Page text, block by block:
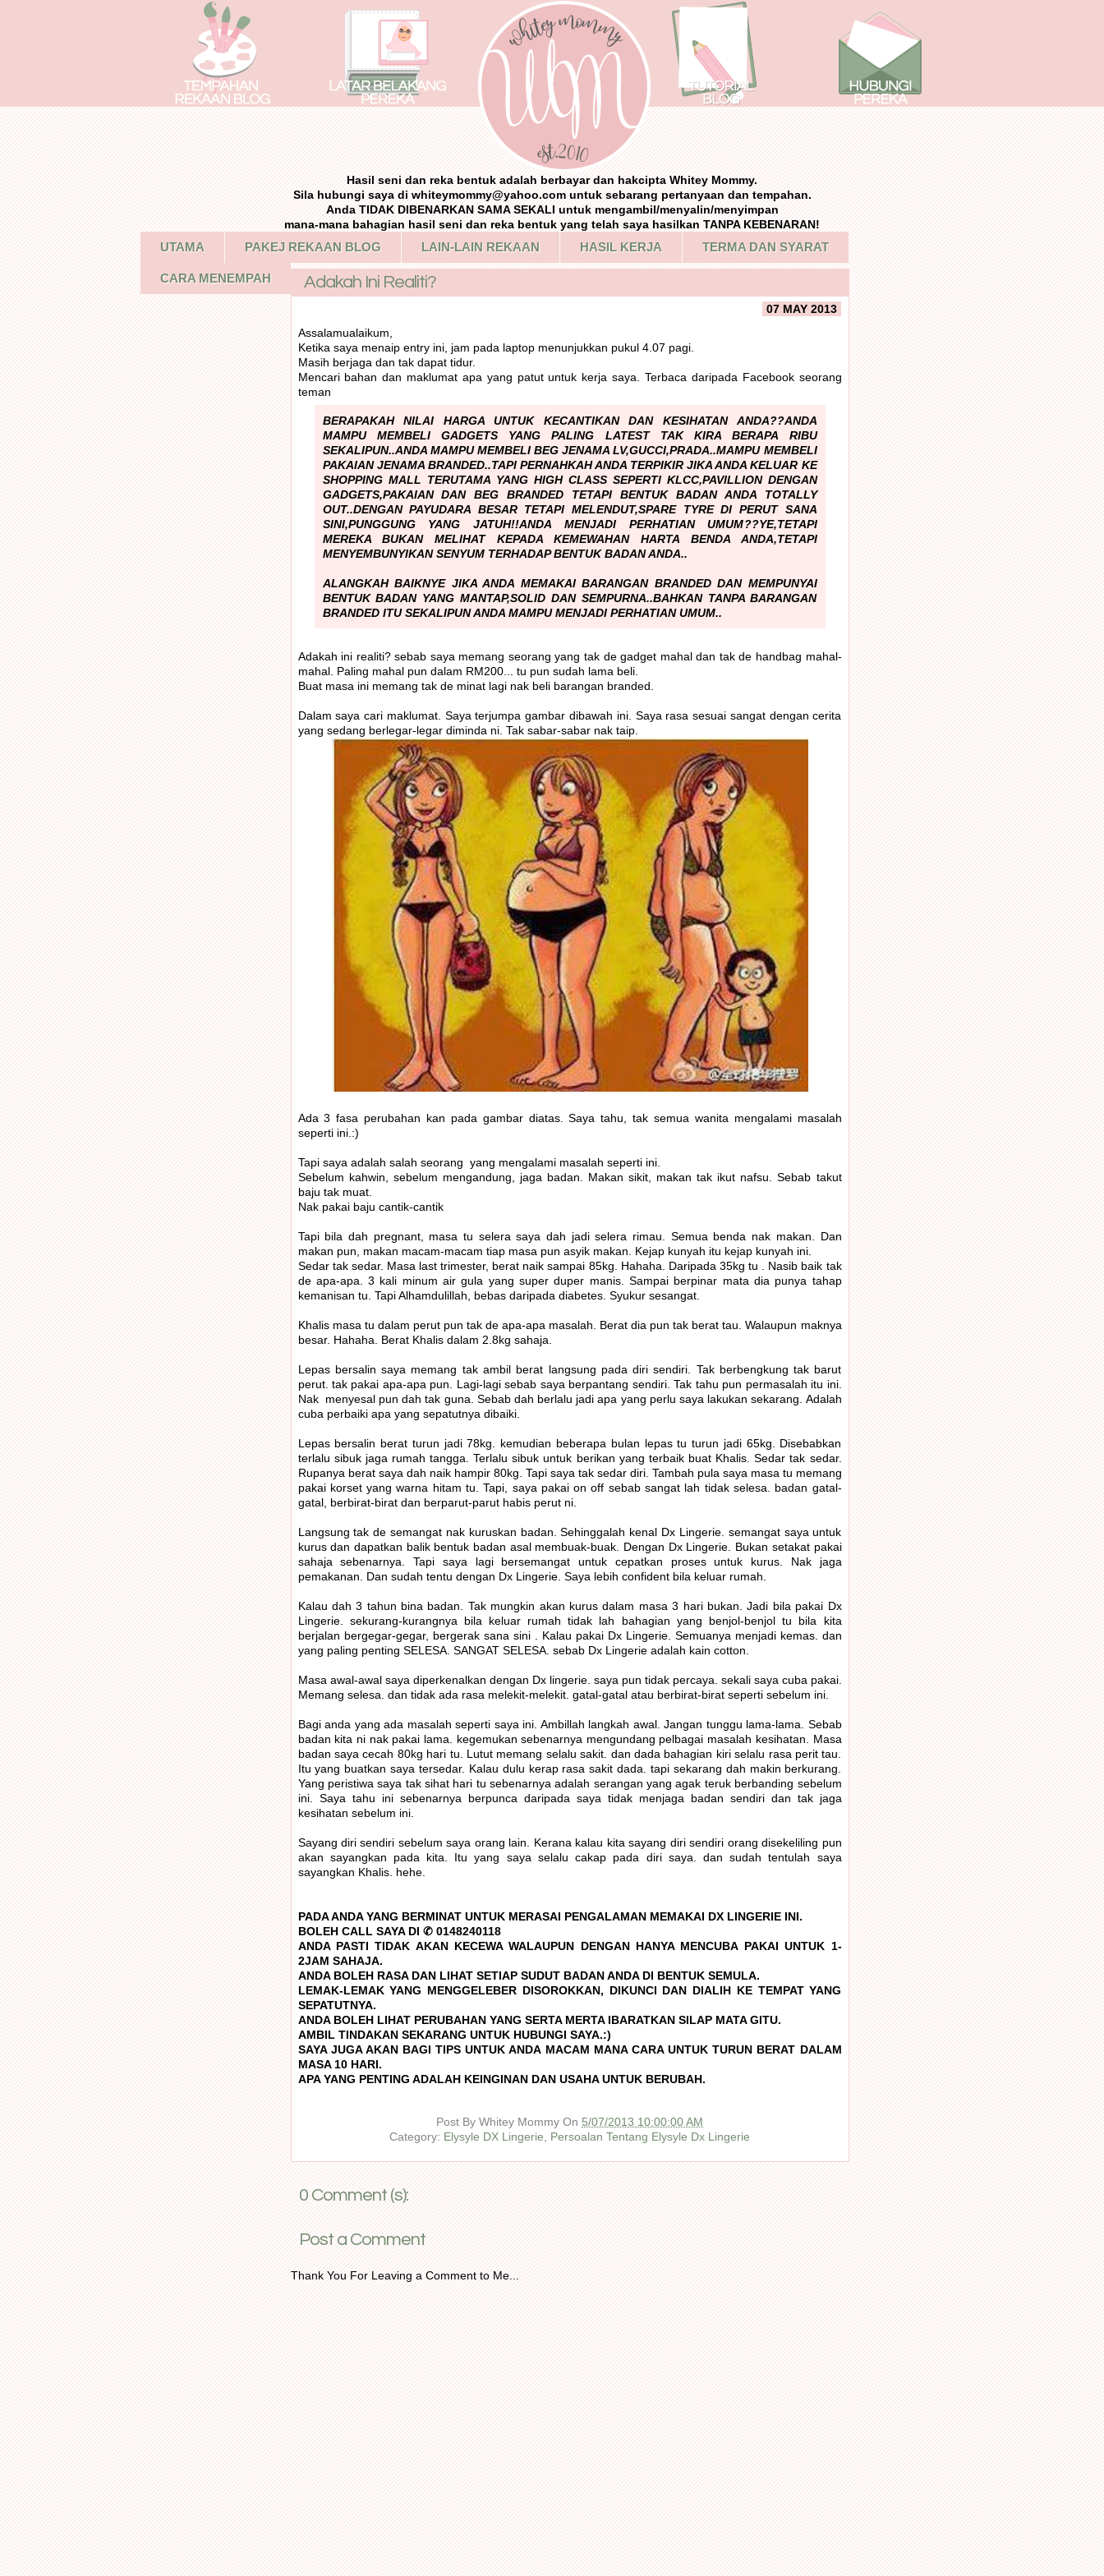
Hasil seni dan reka bentuk adalah berbayar dan hakcipta Whitey Mommy.
Sila hubungi saya di whiteymommy@yahoo.com untuk sebarang pertanyaan dan tempahan.
Anda TIDAK DIBENARKAN SAMA SEKALI untuk mengambil/menyalin/menyimpan
mana-mana bahagian hasil seni dan reka bentuk yang telah saya hasilkan TANPA KEBENARAN!
UTAMA PAKEJ REKAAN BLOG LAIN-LAIN REKAAN HASIL KERJA TERMA DAN SYARAT
CARA MENEMPAH
07 MAY 2013
Adakah Ini Realiti?
Assalamualaikum,
Ketika saya menaip entry ini, jam pada laptop menunjukkan pukul 4.07 pagi.
Masih berjaga dan tak dapat tidur.
Mencari bahan dan maklumat apa yang patut untuk kerja saya. Terbaca daripada Facebook seorang
teman
BERAPAKAH NILAI HARGA UNTUK KECANTIKAN DAN KESIHATAN ANDA??ANDA
MAMPU MEMBELI GADGETS YANG PALING LATEST TAK KIRA BERAPA RIBU
SEKALIPUN..ANDA MAMPU MEMBELI BEG JENAMA LV,GUCCI,PRADA..MAMPU MEMBELI
PAKAIAN JENAMA BRANDED..TAPI PERNAHKAH ANDA TERPIKIR JIKA ANDA KELUAR KE
SHOPPING MALL TERUTAMA YANG HIGH CLASS SEPERTI KLCC,PAVILLION DENGAN
GADGETS,PAKAIAN DAN BEG BRANDED TETAPI BENTUK BADAN ANDA TOTALLY
OUT..DENGAN PAYUDARA BESAR TETAPI MELENDUT,SPARE TYRE DI PERUT SANA
SINI,PUNGGUNG YANG JATUH!!ANDA MENJADI PERHATIAN UMUM??YE,TETAPI
MEREKA BUKAN MELIHAT KEPADA KEMEWAHAN HARTA BENDA ANDA,TETAPI
MENYEMBUNYIKAN SENYUM TERHADAP BENTUK BADAN ANDA..
ALANGKAH BAIKNYE JIKA ANDA MEMAKAI BARANGAN BRANDED DAN MEMPUNYAI
BENTUK BADAN YANG MANTAP,SOLID DAN SEMPURNA..BAHKAN TANPA BARANGAN
BRANDED ITU SEKALIPUN ANDA MAMPU MENJADI PERHATIAN UMUM..
Adakah ini realiti? sebab saya memang seorang yang tak de gadget mahal dan tak de handbag mahal-
mahal. Paling mahal pun dalam RM200... tu pun sudah lama beli.
Buat masa ini memang tak de minat lagi nak beli barangan branded.
Dalam saya cari maklumat. Saya terjumpa gambar dibawah ini. Saya rasa sesuai sangat dengan cerita
yang sedang berlegar-legar diminda ni. Tak sabar-sabar nak taip.
Ada 3 fasa perubahan kan pada gambar diatas. Saya tahu, tak semua wanita mengalami masalah
seperti ini.:)
Tapi saya adalah salah seorang yang mengalami masalah seperti ini.
Sebelum kahwin, sebelum mengandung, jaga badan. Makan sikit, makan tak ikut nafsu. Sebab takut
baju tak muat.
Nak pakai baju cantik-cantik
Tapi bila dah pregnant, masa tu selera saya dah jadi selera rimau. Semua benda nak makan. Dan
makan pun, makan macam-macam tiap masa pun asyik makan. Kejap kunyah itu kejap kunyah ini.
Sedar tak sedar. Masa last trimester, berat naik sampai 85kg. Hahaha. Daripada 35kg tu . Nasib baik tak
de apa-apa. 3 kali minum air gula yang super duper manis. Sampai berpinar mata dia punya tahap
kemanisan tu. Tapi Alhamdulillah, bebas daripada diabetes. Syukur sesangat.
Khalis masa tu dalam perut pun tak de apa-apa masalah. Berat dia pun tak berat tau. Walaupun maknya
besar. Hahaha. Berat Khalis dalam 2.8kg sahaja.
Lepas bersalin saya memang tak ambil berat langsung pada diri sendiri. Tak berbengkung tak barut
perut. tak pakai apa-apa pun. Lagi-lagi sebab saya berpantang sendiri. Tak tahu pun permasalah itu ini.
Nak menyesal pun dah tak guna. Sebab dah berlalu jadi apa yang perlu saya lakukan sekarang. Adalah
cuba perbaiki apa yang sepatutnya dibaiki.
Lepas bersalin berat turun jadi 78kg. kemudian beberapa bulan lepas tu turun jadi 65kg. Disebabkan
terlalu sibuk jaga rumah tangga. Terlalu sibuk untuk berikan yang terbaik buat Khalis. Sedar tak sedar.
Rupanya berat saya dah naik hampir 80kg. Tapi saya tak sedar diri. Tambah pula saya masa tu memang
pakai korset yang warna hitam tu. Tapi, saya pakai on off sebab sangat lah tidak selesa. badan gatal-
gatal, berbirat-birat dan berparut-parut habis perut ni.
Langsung tak de semangat nak kuruskan badan. Sehinggalah kenal Dx Lingerie. semangat saya untuk
kurus dan dapatkan balik bentuk badan asal membuak-buak. Dengan Dx Lingerie. Bukan setakat pakai
sahaja sebenarnya. Tapi saya lagi bersemangat untuk cepatkan proses untuk kurus. Nak jaga
pemakanan. Dan sudah tentu dengan Dx Lingerie. Saya lebih confident bila keluar rumah.
Kalau dah 3 tahun bina badan. Tak mungkin akan kurus dalam masa 3 hari bukan. Jadi bila pakai Dx
Lingerie. sekurang-kurangnya bila keluar rumah tidak lah bahagian yang benjol-benjol tu bila kita
berjalan bergegar-gegar, bergerak sana sini . Kalau pakai Dx Lingerie. Semuanya menjadi kemas. dan
yang paling penting SELESA. SANGAT SELESA. sebab Dx Lingerie adalah kain cotton.
Masa awal-awal saya diperkenalkan dengan Dx lingerie. saya pun tidak percaya. sekali saya cuba pakai.
Memang selesa. dan tidak ada rasa melekit-melekit. gatal-gatal atau berbirat-birat seperti sebelum ini.
Bagi anda yang ada masalah seperti saya ini. Ambillah langkah awal. Jangan tunggu lama-lama. Sebab
badan kita ni nak pakai lama. kegemukan sebenarnya mengundang pelbagai masalah kesihatan. Masa
badan saya cecah 80kg hari tu. Lutut memang selalu sakit. dan dada bahagian kiri selalu rasa perit tau.
Itu yang buatkan saya tersedar. Kalau dulu kerap rasa sakit dada. tapi sekarang dah makin berkurang.
Yang peristiwa saya tak sihat hari tu sebenarnya adalah serangan yang agak teruk berbanding sebelum
ini. Saya tahu ini sebenarnya berpunca daripada saya tidak menjaga badan sendiri dan tak jaga
kesihatan sebelum ini.
Sayang diri sendiri sebelum saya orang lain. Kerana kalau kita sayang diri sendiri orang disekeliling pun
akan sayangkan pada kita. Itu yang saya selalu cakap pada diri saya. dan sudah tentulah saya
sayangkan Khalis. hehe.
PADA ANDA YANG BERMINAT UNTUK MERASAI PENGALAMAN MEMAKAI DX LINGERIE INI.
BOLEH CALL SAYA DI ✆ 0148240118
ANDA PASTI TIDAK AKAN KECEWA WALAUPUN DENGAN HANYA MENCUBA PAKAI UNTUK 1-
2JAM SAHAJA.
ANDA BOLEH RASA DAN LIHAT SETIAP SUDUT BADAN ANDA DI BENTUK SEMULA.
LEMAK-LEMAK YANG MENGGELEBER DISOROKKAN, DIKUNCI DAN DIALIH KE TEMPAT YANG
SEPATUTNYA.
ANDA BOLEH LIHAT PERUBAHAN YANG SERTA MERTA IBARATKAN SILAP MATA GITU.
AMBIL TINDAKAN SEKARANG UNTUK HUBUNGI SAYA.:)
SAYA JUGA AKAN BAGI TIPS UNTUK ANDA MACAM MANA CARA UNTUK TURUN BERAT DALAM
MASA 10 HARI.
APA YANG PENTING ADALAH KEINGINAN DAN USAHA UNTUK BERUBAH.
Post By Whitey Mommy On 5/07/2013 10:00:00 AM
Category: Elysyle DX Lingerie Persoalan Tentang Elysyle Dx Lingerie
0 Comment (s):
Post a Comment
Thank You For Leaving a Comment to Me...